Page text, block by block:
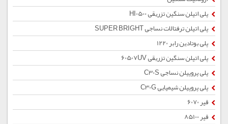
پلی اتیلن سنگین تزریقی HI0500
پلی اتیلن ترفتالات نساجی SUPER BRIGHT
پلی بوتادین رابر 1220
پلی اتیلن سنگین تزریقی 60507UV
پلی پروپیلن نساجی C30S
پلی پروپیلن شیمیایی C30G
قیر 6070
قیر 85100